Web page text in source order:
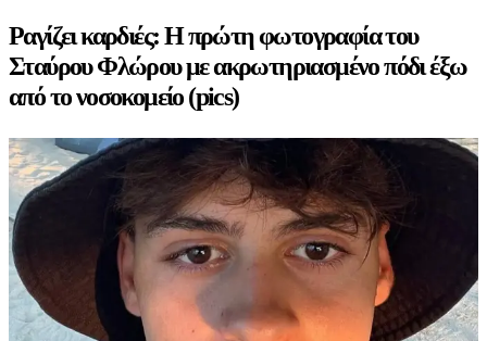
Ραγίζει καρδιές: Η πρώτη φωτογραφία του
Σταύρου Φλώρου με ακρωτηριασμένο πόδι έξω
από το νοσοκομείο (pics)